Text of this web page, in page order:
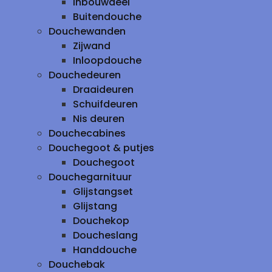
Buitendouche
Douchewanden
Zijwand
Inloopdouche
Douchedeuren
Draaideuren
Schuifdeuren
Nis deuren
Douchecabines
Douchegoot & putjes
Douchegoot
Douchegarnituur
Glijstangset
Glijstang
Douchekop
Doucheslang
Handdouche
Douchebak